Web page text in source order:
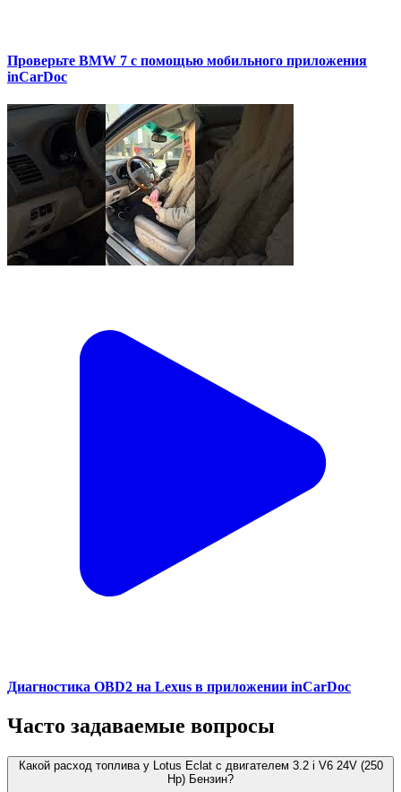
Проверьте BMW 7 с помощью мобильного приложения
inCarDoc
Диагностика OBD2 на Lexus в приложении inCarDoc
Часто задаваемые вопросы
Какой расход топлива у Lotus Eclat с двигателем 3.2 i V6 24V (250
Hp) Бензин?